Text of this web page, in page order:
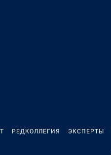
РЕДКОЛЛЕГИЯ ЭКСПЕРТЫ